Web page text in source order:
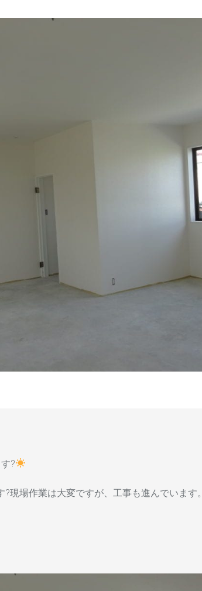
?
現場作業は大変ですが、工事も進んでいます。